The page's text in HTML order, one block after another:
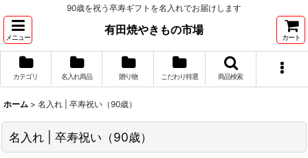
90歳を祝う卒寿ギフトを名入れでお届けします
メニュー
有田焼やきもの市場
カート
カテゴリ 名入れ商品 贈り物 こだわり特選 商品検索
ホーム > 名入れ | 卒寿祝い（90歳）
名入れ | 卒寿祝い（90歳）